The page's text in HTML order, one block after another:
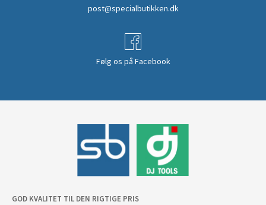
post@specialbutikken.dk
Følg os på Facebook
GOD KVALITET TIL DEN RIGTIGE PRIS